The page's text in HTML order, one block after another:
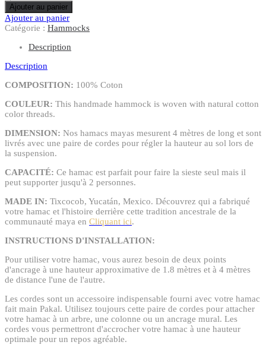
Ajouter au panier
Ajouter au panier
Catégorie : Hammocks
Description
Description
COMPOSITION: 100% Coton
COULEUR: This handmade hammock is woven with natural cotton
color threads.
DIMENSION: Nos hamacs mayas mesurent 4 mètres de long et sont
livrés avec une paire de cordes pour régler la hauteur au sol lors de
la suspension.
CAPACITÉ: Ce hamac est parfait pour faire la sieste seul mais il
peut supporter jusqu'à 2 personnes.
MADE IN: Tixcocob, Yucatán, Mexico. Découvrez qui a fabriqué
votre hamac et l'histoire derrière cette tradition ancestrale de la
communauté maya en Cliquant ici.
INSTRUCTIONS D'INSTALLATION:
Pour utiliser votre hamac, vous aurez besoin de deux points
d'ancrage à une hauteur approximative de 1.8 mètres et à 4 mètres
de distance l'une de l'autre.
Les cordes sont un accessoire indispensable fourni avec votre hamac
fait main Pakal. Utilisez toujours cette paire de cordes pour attacher
votre hamac à un arbre, une colonne ou un ancrage mural. Les
cordes vous permettront d'accrocher votre hamac à une hauteur
optimale pour un repos agréable.